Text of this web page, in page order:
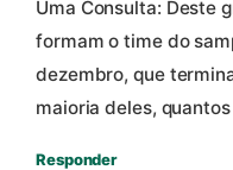
Uma Consulta: Deste
formam o time do
dezembro, que
maioria deles,
Responder